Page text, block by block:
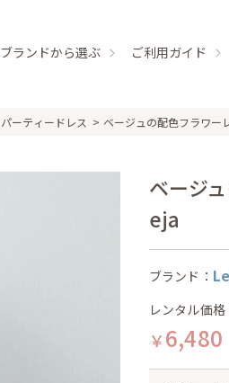
ブランドから選ぶ ご利用ガイド
パーティードレス ベージュの配色フラワー
ベージ
eja
ブランド：
レンタル価
￥6,480